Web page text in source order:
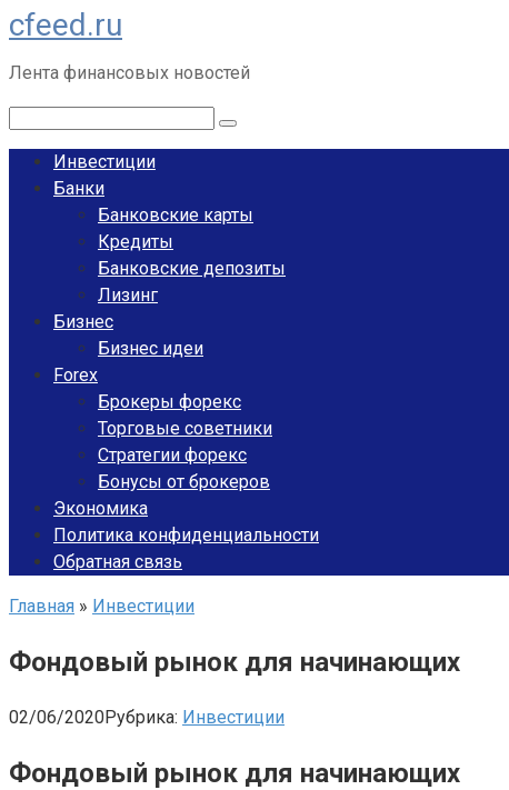
Перейти
к
контенту
cfeed.ru
Лента финансовых новостей
Инвестиции
Банки
Банковские карты
Кредиты
Банковские депозиты
Лизинг
Бизнес
Бизнес идеи
Forex
Брокеры форекс
Торговые советники
Стратегии форекс
Бонусы от брокеров
Экономика
Политика конфиденциальности
Обратная связь
Главная » Инвестиции
Фондовый рынок для начинающих
02/06/2020Рубрика: Инвестиции
Фондовый рынок для начинающих